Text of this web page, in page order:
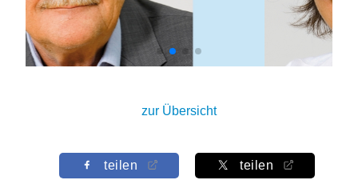
zur Übersicht
teilen teilen